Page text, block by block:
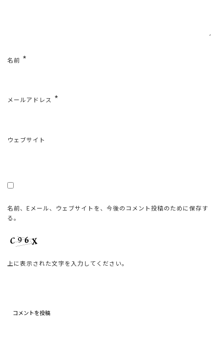
名前 *
メールアドレス *
ウェブサイト
名前、Eメール、ウェブサイトを、今後のコメント投稿のために保存す
る。
上に表示された文字を入力してください。